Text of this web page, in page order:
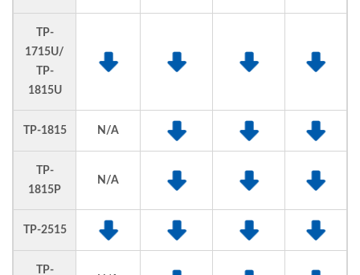
TP-
1715U/
TP-
1815U
TP-1815 N/A
TP-
1815P
N/A
TP-2515
TP-